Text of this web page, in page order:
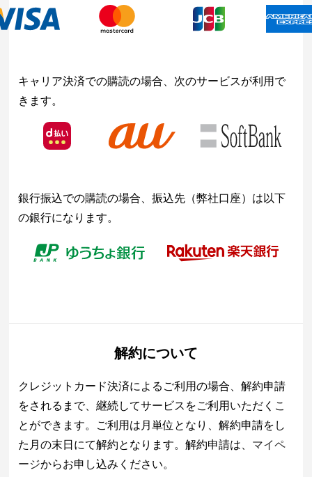
キャリア決済での購読の場合、次のサービスが利用で
きます。
銀行振込での購読の場合、振込先（弊社口座）は以下
の銀行になります。
解約について
クレジットカード決済によるご利用の場合、解約申請
をされるまで、継続してサービスをご利用いただくこ
とができます。ご利用は月単位となり、解約申請をし
た月の末日にて解約となります。解約申請は、 マイペ
ージからお申し込みください。